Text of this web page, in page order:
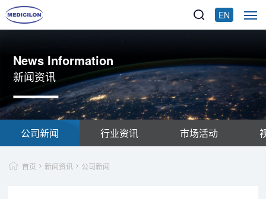
EN
News Information
新闻资讯
公司新闻 行业资讯 市场活动
首页 新闻资讯 公司新闻